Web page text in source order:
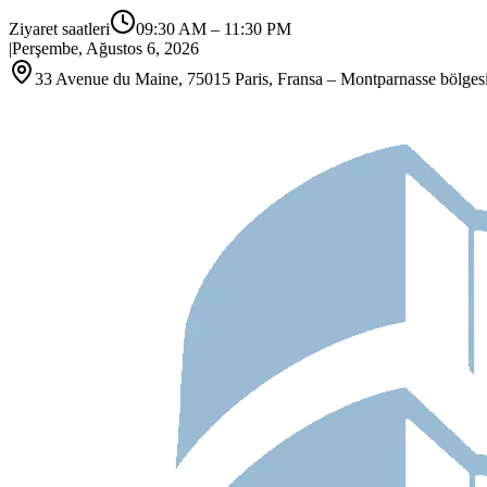
Ziyaret saatleri 09:30 AM – 11:30 PM
|Perşembe, Ağustos 6, 2026
33 Avenue du Maine, 75015 Paris, Fransa – Montparnasse